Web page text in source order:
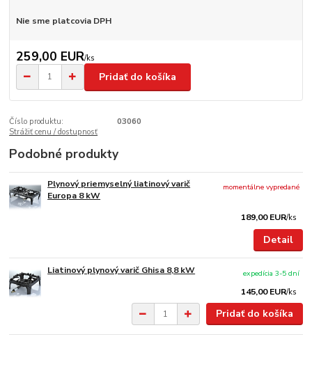
Nie sme platcovia DPH
259,00 EUR/ks
Pridať do košíka
Číslo produktu:
03060
Strážiť cenu / dostupnosť
Podobné produkty
Plynový priemyselný liatinový varič
Europa 8 kW
189,00 EUR/ks
momentálne vypredané
Detail
Liatinový plynový varič Ghisa 8,8 kW
145,00 EUR/ks
expedícia 3-5 dní
Pridať do košíka